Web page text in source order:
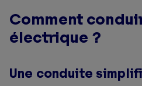
Comment
électrique ?
Une conduite